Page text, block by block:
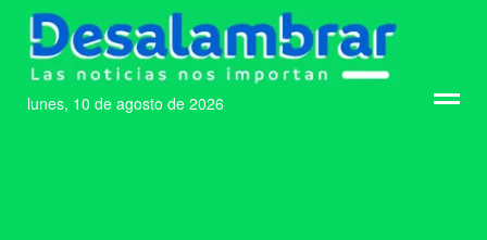
lunes, 10 de agosto de 2026